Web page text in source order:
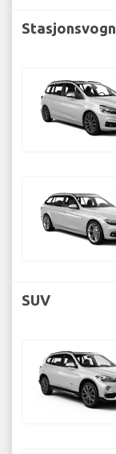
Stasjonsvogn
SUV